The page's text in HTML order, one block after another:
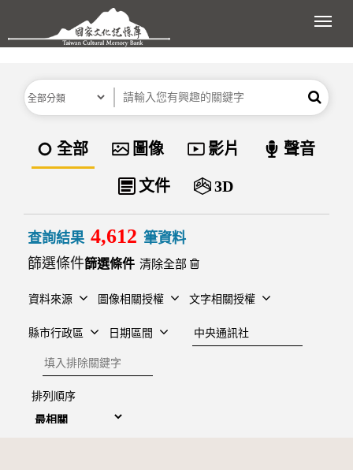
跳到主要內容區塊
展
分類 關鍵字 搜尋
資料類型
全部 圖像 影片 聲音
文件 3D
查詢結果 4,612 筆資料
篩選條件
清除全部
資料來源 圖像相關授權 文字相關授權
縣市行政區 日期區間
建檔單位
排除關鍵字
排列順序